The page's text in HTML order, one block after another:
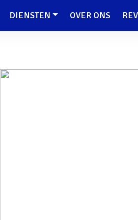
DIENSTEN OVER ONS